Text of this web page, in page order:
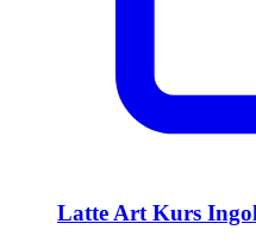
Latte Art Kurs